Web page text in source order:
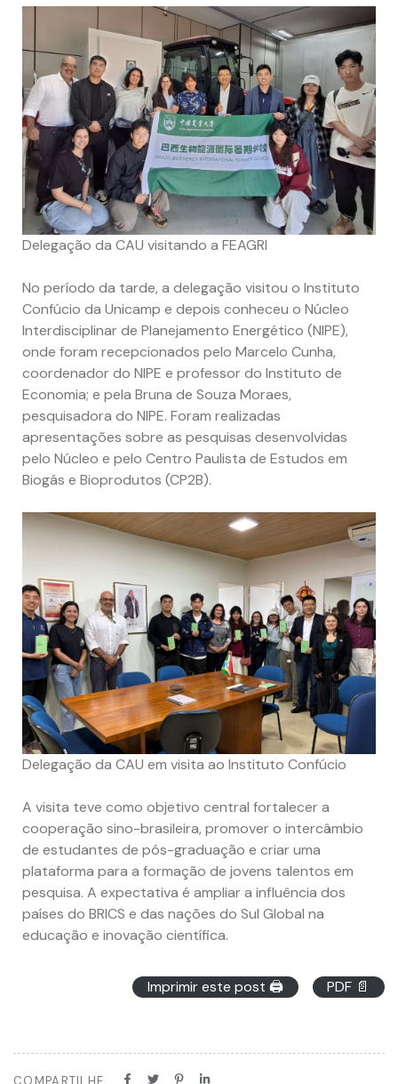
Delegação da CAU visitando a FEAGRI
No período da tarde, a delegação visitou o Instituto
Confúcio da Unicamp e depois conheceu o Núcleo
Interdisciplinar de Planejamento Energético (NIPE),
onde foram recepcionados pelo Marcelo Cunha,
coordenador do NIPE e professor do Instituto de
Economia; e pela Bruna de Souza Moraes,
pesquisadora do NIPE. Foram realizadas
apresentações sobre as pesquisas desenvolvidas
pelo Núcleo e pelo Centro Paulista de Estudos em
Biogás e Bioprodutos (CP2B).
Delegação da CAU em visita ao Instituto Confúcio
A visita teve como objetivo central fortalecer a
cooperação sino-brasileira, promover o intercâmbio
de estudantes de pós-graduação e criar uma
plataforma para a formação de jovens talentos em
pesquisa. A expectativa é ampliar a influência dos
países do BRICS e das nações do Sul Global na
educação e inovação científica.
Imprimir este post 🖨 PDF 📄
COMPARTILHE